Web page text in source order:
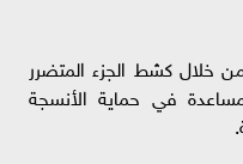
خلال كشط الجزء المتضرر
في حماية الأنسجة